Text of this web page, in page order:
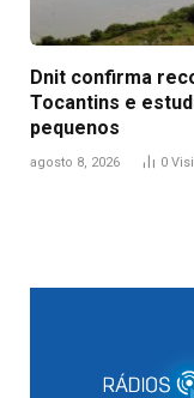
Dnit confirma
Tocantins e
pequenos
agosto 8, 2026 0